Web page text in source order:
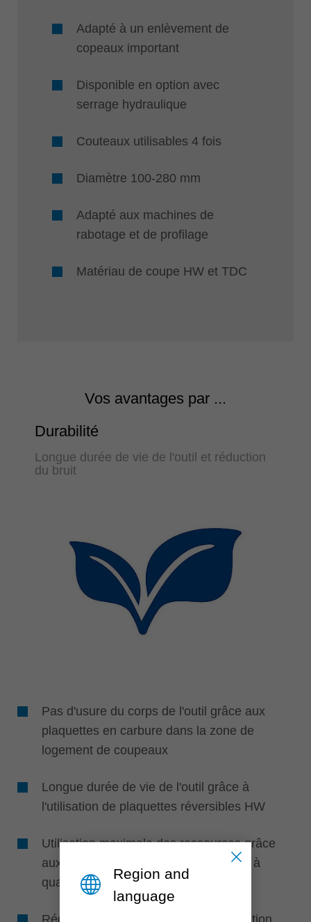
Adapté à un enlèvement de
copeaux important
Disponible en option avec
serrage hydraulique
Couteaux utilisables 4 fois
Diamètre 100-280 mm
Adapté aux machines de
rabotage et de profilage
Matériau de coupe HW et TDC
Vos avantages par ...
Durabilité
Longue durée de vie de l'outil et réduction
du bruit
Pas d'usure du corps de l'outil grâce aux
plaquettes en carbure dans la zone de
logement de coupeaux
Longue durée de vie de l'outil grâce à
l'utilisation de plaquettes réversibles HW
Utilisation maximale des ressources grâce
aux plaquettes réversibles en carbure à
quatre arêtes de coupe
Region and
language